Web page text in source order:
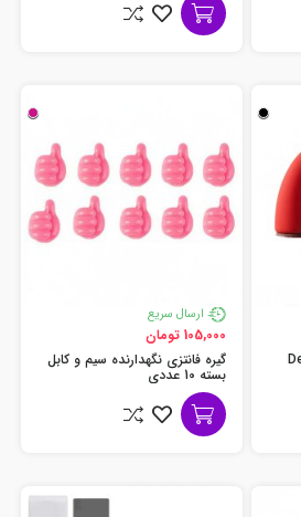
ارسال سریع
105,000 تومان
گیره فانتزی نگهدارنده سیم و کابل
بسته 10 عددی